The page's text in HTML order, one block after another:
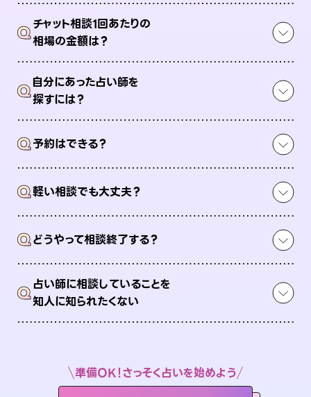
Qチャット相談1回あたりの
相場の金額は？
Q自分にあった占い師を
探すには？
Q予約はできる？
Q軽い相談でも大丈夫？
Qどうやって相談終了する？
Q占い師に相談していることを
知人に知られたくない
準備OK！さっそく占いを始めよう